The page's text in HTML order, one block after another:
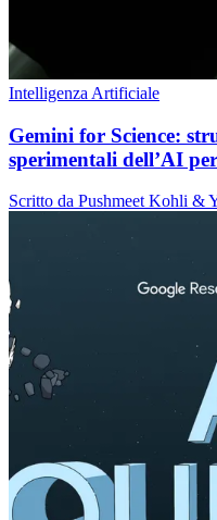
Intelligenza Artificiale
Gemini for Science:
sperimentali dell’AI
Scritto da Pushmeet Kohli &